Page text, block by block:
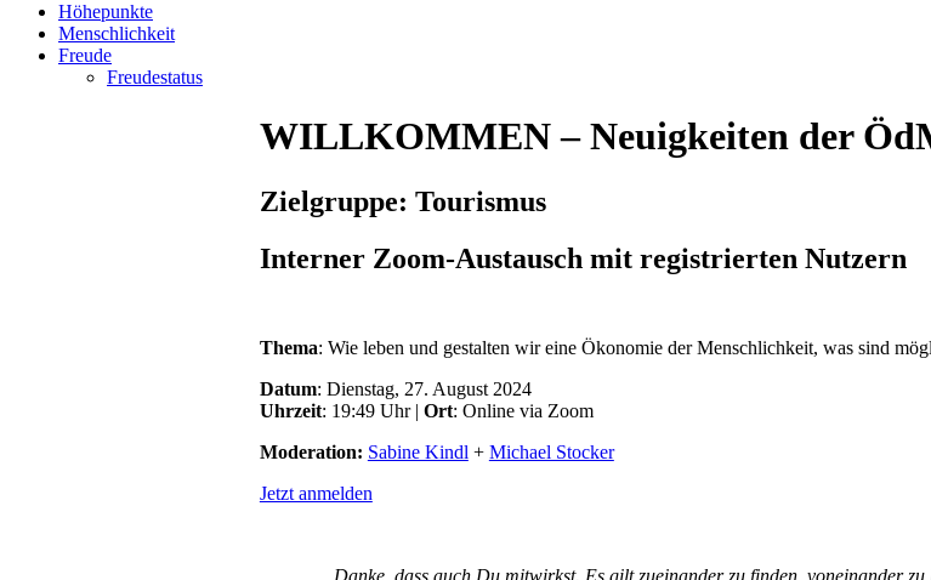
Höhepunkte
Menschlichkeit
Freude
Freudestatus
WILLKOMMEN – Neuigkeiten der
Zielgruppe: Tourismus
Interner Zoom-Austausch mit registrierten Nutzern
Thema: Wie leben und gestalten wir eine Ökonomie der Menschlichkeit, was sind
Datum: Dienstag, 27. August 2024
Uhrzeit: 19:49 Uhr | Ort: Online via Zoom
Moderation: Sabine Kindl + Michael Stocker
Jetzt anmelden
Danke, dass auch Du mitwirkst. Es gilt zueinander zu finden, voneinander